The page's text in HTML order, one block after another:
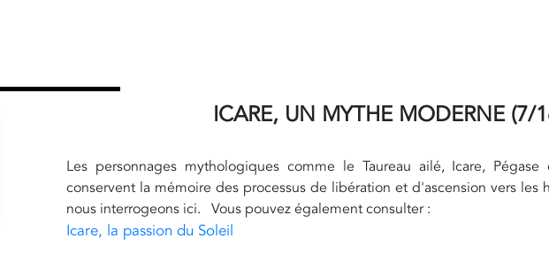
ICARE, UN MYTHE MODERNE (7/
Les personnages mythologiques comme le Taureau ailé, Icare,
conservent la mémoire des processus de libération et d'ascension vers les
nous interrogeons ici. Vous pouvez également consulter :
Icare, la passion du Soleil